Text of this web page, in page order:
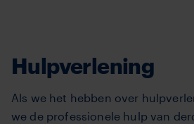
Hulpverlening
Als we het hebben over
we de professionele hulp van